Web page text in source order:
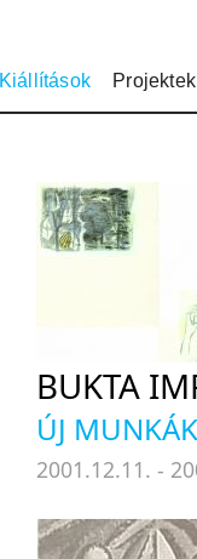
Kiállítások Projektek
BUKTA
ÚJ MUNKÁK
2001.12.11. -